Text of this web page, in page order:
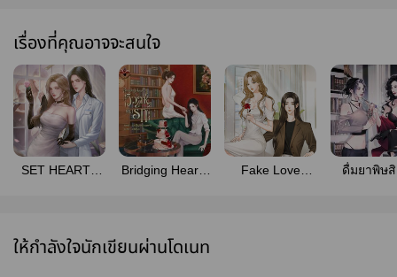
เรื่องที่คุณอาจจะสนใจ
SET HEART :
Bridging Hearts
Fake Love
ดื่มยาพิษ
ให้กำลังใจนักเขียนผ่านโดเนท